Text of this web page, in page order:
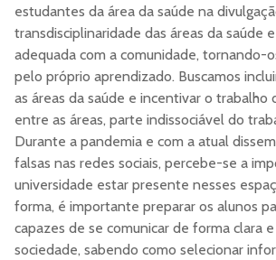
estudantes da área da saúde na
transdisciplinaridade das áreas da saúde
adequada com a comunidade, tornando-
pelo próprio aprendizado. Buscamos
as áreas da saúde e incentivar o trabalho
entre as áreas, parte indissociável do
Durante a pandemia e com a atual
falsas nas redes sociais, percebe-se a
universidade estar presente nesses
forma, é importante preparar os alunos
capazes de se comunicar de forma clara
sociedade, sabendo como selecionar